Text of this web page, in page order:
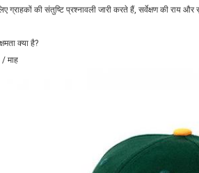
ग्राहकों की संतुष्टि प्रश्नावली जारी करते हैं, सर्वेक्षण की राय
क्या है?
माह